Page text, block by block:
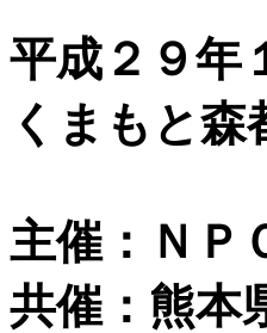
平成２９年
くまもと
主催：ＮＰ
共催：熊本